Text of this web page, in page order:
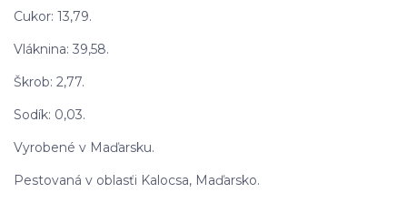
Cukor: 13,79.
Vláknina: 39,58.
Škrob: 2,77.
Sodík: 0,03.
Vyrobené v Maďarsku.
Pestovaná v oblasťi Kalocsa, Maďarsko.